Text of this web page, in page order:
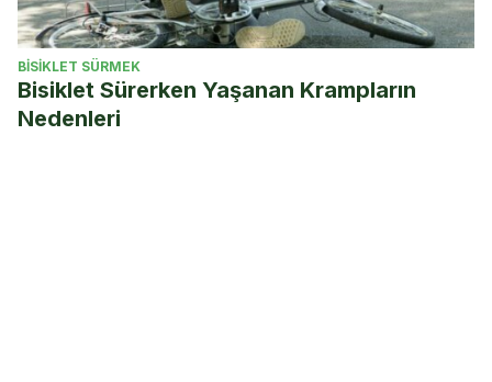
BISIKLET SÜRMEK
Bisiklet Sürerken Yaşanan Krampların
Nedenleri